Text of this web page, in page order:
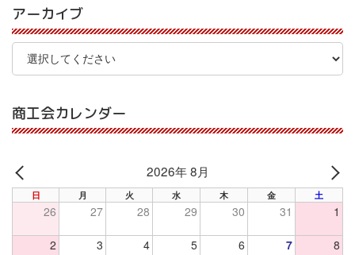
アーカイブ
商工会カレンダー
PREV
2026年 8月
日 月 火 水 木 金 土
26 27 28 29 30 31 1
2 3 4 5 6 7 8